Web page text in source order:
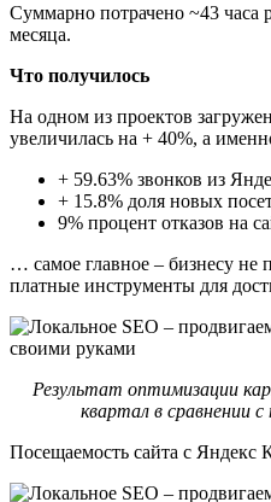
Суммарно потрачено ~43 часа
месяца.
Что получилось
На одном из проектов
увеличилась на + 40%, а
+ 59.63% звонков из
+ 15.8% доля новых
9% процент отказов на
… самое главное – бизнесу не
платные инструменты для
Результат оптимизации
квартал в сравнении
Посещаемость сайта с Яндекс